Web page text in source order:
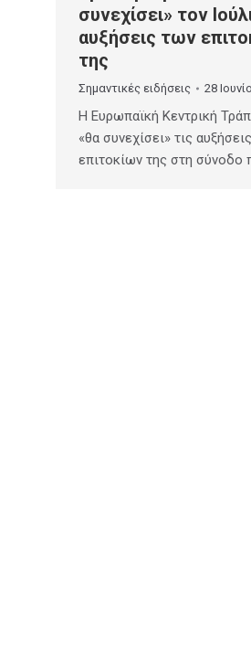
συνεχίσει» τον
αυξήσεις των
της
Σημαντικές ειδήσεις 28
Η Ευρωπαϊκή Κεντρική
«θα συνεχίσει» τις
επιτοκίων της στη σύνοδο